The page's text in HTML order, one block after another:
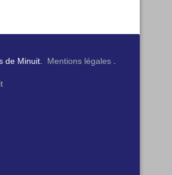
de Minuit. Mentions légales